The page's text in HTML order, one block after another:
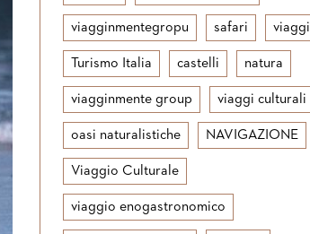
viagginmentegropu safari
Turismo Italia castelli natura
viagginmente group viaggi culturali
oasi naturalistiche NAVIGAZIONE
Viaggio Culturale
viaggio enogastronomico